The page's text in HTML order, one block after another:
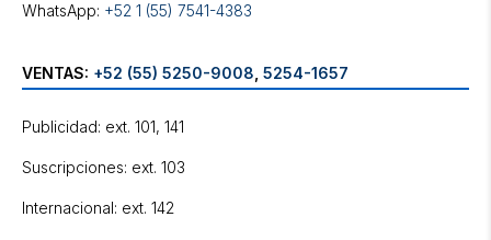
WhatsApp: +52 1 (55) 7541-4383
VENTAS: +52 (55) 5250-9008 5254-1657
Publicidad: ext. 101, 141
Suscripciones: ext. 103
Internacional: ext. 142